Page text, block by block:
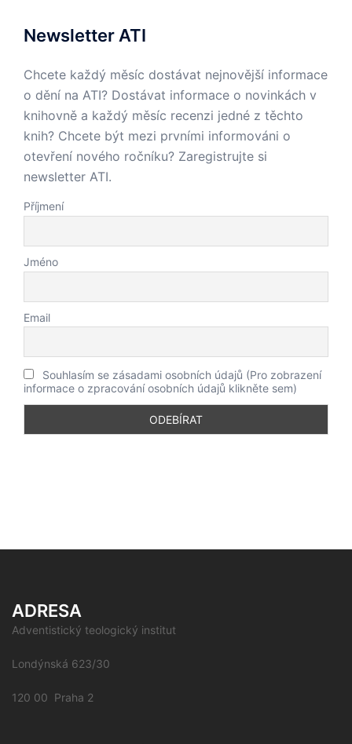
Newsletter ATI
Chcete každý měsíc dostávat nejnovější informace
o dění na ATI? Dostávat informace o novinkách v
knihovně a každý měsíc recenzi jedné z těchto
knih? Chcete být mezi prvními informováni o
otevření nového ročníku? Zaregistrujte si
newsletter ATI.
Příjmení
Jméno
Email
Souhlasím se zásadami osobních údajů (Pro zobrazení
informace o zpracování osobních údajů klikněte sem)
ADRESA
Adventistický teologický institut
Londýnská 623/30
120 00 Praha 2